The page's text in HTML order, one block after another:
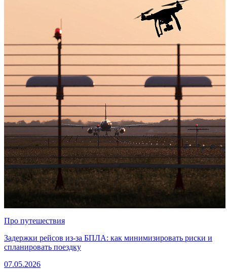
Про путешествия
Задержки рейсов из-за БПЛА: как минимизировать риски и
спланировать поездку
07.05.2026